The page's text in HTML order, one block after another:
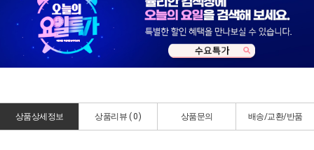
상품상세정보 상품리뷰 ( 0) 상품문의 배송/교환/반품